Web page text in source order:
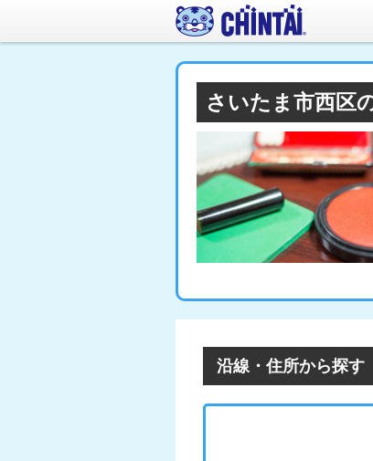
さいたま市西区
沿線・住所から探す